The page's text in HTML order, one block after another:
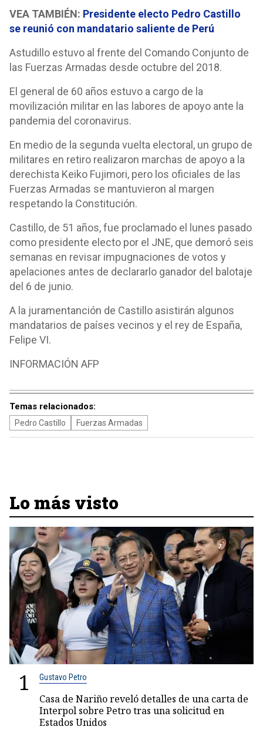
VEA TAMBIÉN: Presidente electo Pedro Castillo
se reunió con mandatario saliente de Perú
Astudillo estuvo al frente del Comando Conjunto de
las Fuerzas Armadas desde octubre del 2018.
El general de 60 años estuvo a cargo de la
movilización militar en las labores de apoyo ante la
pandemia del coronavirus.
En medio de la segunda vuelta electoral, un grupo de
militares en retiro realizaron marchas de apoyo a la
derechista Keiko Fujimori, pero los oficiales de las
Fuerzas Armadas se mantuvieron al margen
respetando la Constitución.
Castillo, de 51 años, fue proclamado el lunes pasado
como presidente electo por el JNE, que demoró seis
semanas en revisar impugnaciones de votos y
apelaciones antes de declararlo ganador del balotaje
del 6 de junio.
A la juramentanción de Castillo asistirán algunos
mandatarios de países vecinos y el rey de España,
Felipe VI.
INFORMACIÓN AFP
Temas relacionados:
Pedro Castillo Fuerzas Armadas
Lo más visto
1 Gustavo Petro
Casa de Nariño reveló detalles de una carta de
Interpol sobre Petro tras una solicitud en
Estados Unidos